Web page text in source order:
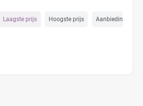
Laagste prijs Hoogste prijs Aanbiedings prijs